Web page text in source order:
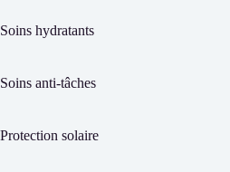
Soins hydratants
Soins anti-tâches
Protection solaire